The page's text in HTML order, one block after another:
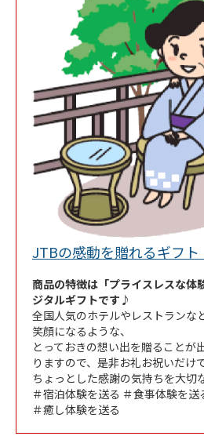
JTBの感動を贈れるギフト
商品の特徴は「プライスレスな体
ジタルギフトです♪
全国人気のホテルやレストランな
笑顔になるような、
とっておきの想い出を贈ることが
りますので、是非お礼お祝いだけ
ちょっとした感謝の気持ちを大切
＃宿泊体験を送る ＃食事体験を送
＃癒し体験を送る